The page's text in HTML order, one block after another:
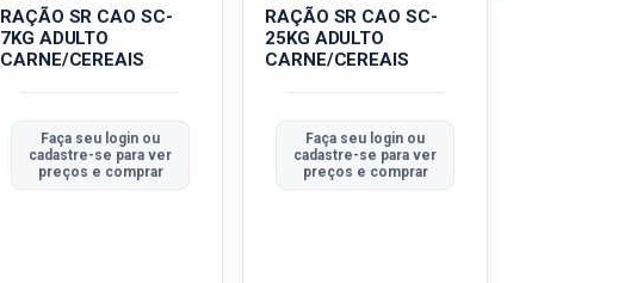
RAÇÃO SR CAO SC-
7KG ADULTO
CARNE/CEREAIS
Faça seu login ou
cadastre-se para ver
preços e comprar
RAÇÃO SR CAO SC-
25KG ADULTO
CARNE/CEREAIS
Faça seu login ou
cadastre-se para ver
preços e comprar